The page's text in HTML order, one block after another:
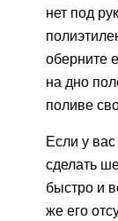
нет под
оберните
на дно
поливе
Если у вас
сделать
быстро и
же его